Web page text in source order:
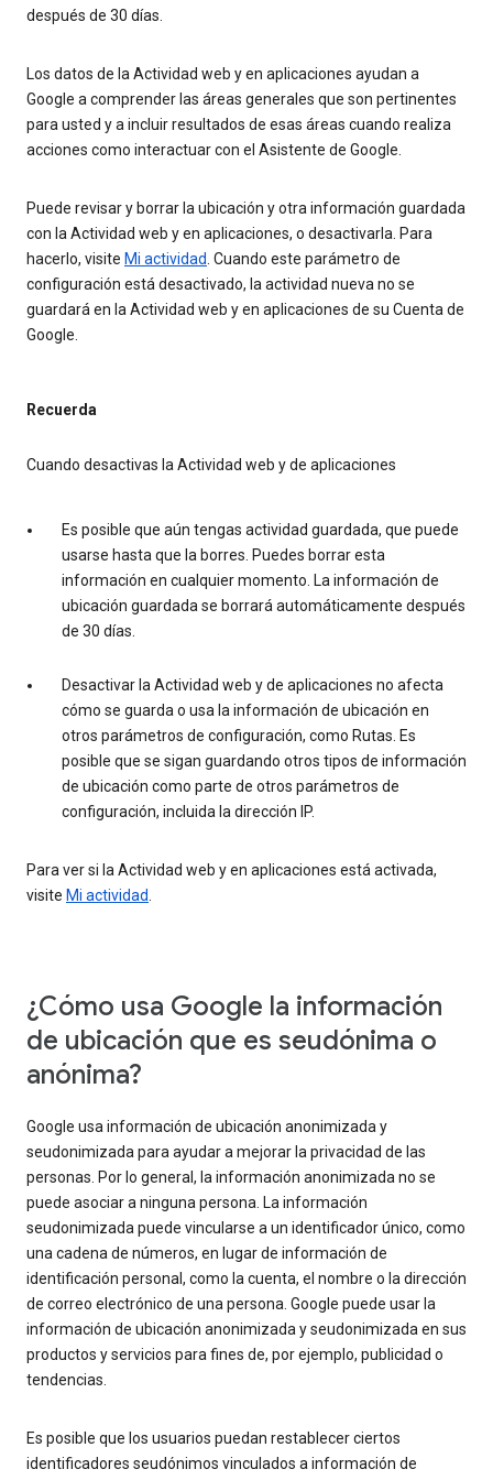
después de 30 días.
Los datos de la Actividad web y en aplicaciones ayudan a
Google a comprender las áreas generales que son pertinentes
para usted y a incluir resultados de esas áreas cuando realiza
acciones como interactuar con el Asistente de Google.
Puede revisar y borrar la ubicación y otra información guardada
con la Actividad web y en aplicaciones, o desactivarla. Para
hacerlo, visite Mi actividad. Cuando este parámetro de
configuración está desactivado, la actividad nueva no se
guardará en la Actividad web y en aplicaciones de su Cuenta de
Google.
Recuerda
Cuando desactivas la Actividad web y de aplicaciones
Es posible que aún tengas actividad guardada, que puede
usarse hasta que la borres. Puedes borrar esta
información en cualquier momento. La información de
ubicación guardada se borrará automáticamente después
de 30 días.
Desactivar la Actividad web y de aplicaciones no afecta
cómo se guarda o usa la información de ubicación en
otros parámetros de configuración, como Rutas. Es
posible que se sigan guardando otros tipos de información
de ubicación como parte de otros parámetros de
configuración, incluida la dirección IP.
Para ver si la Actividad web y en aplicaciones está activada,
visite Mi actividad.
¿Cómo usa Google la información
de ubicación que es seudónima o
anónima?
Google usa información de ubicación anonimizada y
seudonimizada para ayudar a mejorar la privacidad de las
personas. Por lo general, la información anonimizada no se
puede asociar a ninguna persona. La información
seudonimizada puede vincularse a un identificador único, como
una cadena de números, en lugar de información de
identificación personal, como la cuenta, el nombre o la dirección
de correo electrónico de una persona. Google puede usar la
información de ubicación anonimizada y seudonimizada en sus
productos y servicios para fines de, por ejemplo, publicidad o
tendencias.
Es posible que los usuarios puedan restablecer ciertos
identificadores seudónimos vinculados a información de